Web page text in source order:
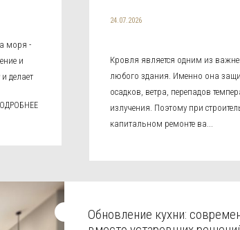
моря -
и
делает
24.07.2026
Кровля является одним из
любого здания. Именно она
осадков, ветра, перепадов
излучения. Поэтому при
капитальном ремонте ва...
Обновление кухни: